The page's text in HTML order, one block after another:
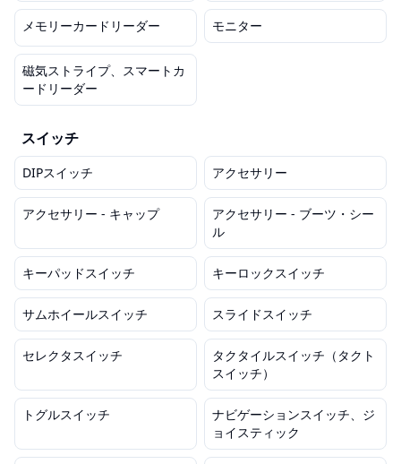
メモリーカードリーダー モニター
磁気ストライプ、スマートカ
ードリーダー
スイッチ
DIPスイッチ アクセサリー
アクセサリー - キャップ
アクセサリー - ブーツ・シー
ル
キーパッドスイッチ キーロックスイッチ
サムホイールスイッチ スライドスイッチ
セレクタスイッチ
タクタイルスイッチ（タクト
スイッチ）
トグルスイッチ
ナビゲーションスイッチ、ジ
ョイスティック